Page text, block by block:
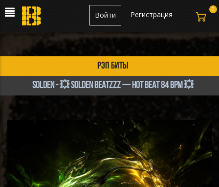
Регистрация
Войти
рэп биты
SolDen - 💥 SOLDEN BEATZZZ — HOT BEAT 84 BPM 💥
0